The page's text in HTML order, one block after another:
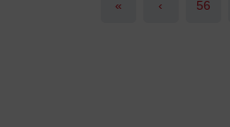
« ‹ 56